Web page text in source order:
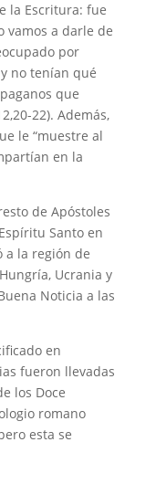
la Escritura: fue
vamos a darle de
por
no tenían qué
que
22). Además,
le “muestre al
en la
de Apóstoles
Santo en
a la región de
Ucrania y
Noticia a las
en
fueron llevadas
los Doce
romano
esta se